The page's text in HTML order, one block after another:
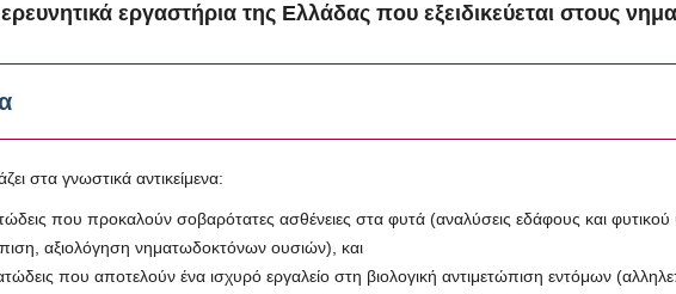
εργαστήρια της Ελλάδας που εξειδικεύεται στους
στα γνωστικά αντικείμενα:
που προκαλούν σοβαρότατες ασθένειες στα φυτά (αναλύσεις εδάφους και φυτικού
αξιολόγηση νηματωδοκτόνων ουσιών), και
που αποτελούν ένα ισχυρό εργαλείο στη βιολογική αντιμετώπιση εντόμων